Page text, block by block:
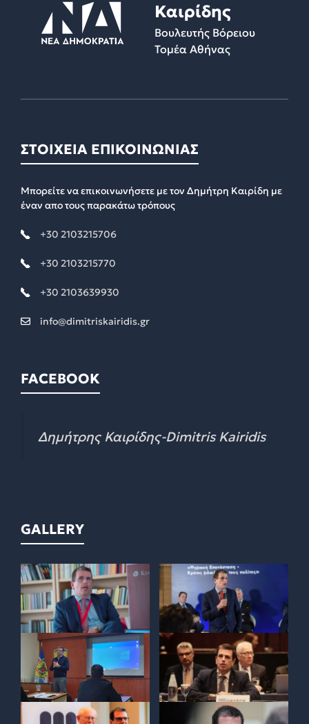
Καιρίδης
Βουλευτής Βόρειου
Τομέα Αθήνας
ΣΤΟΙΧΕΙΑ ΕΠΙΚΟΙΝΩΝΙΑΣ
Μπορείτε να επικοινωνήσετε με τον Δημήτρη Καιρίδη με
έναν απο τους παρακάτω τρόπους
+30 2103215706
+30 2103215770
+30 2103639930
info@dimitriskairidis.gr
FACEBOOK
Δημήτρης Καιρίδης-Dimitris Kairidis
GALLERY